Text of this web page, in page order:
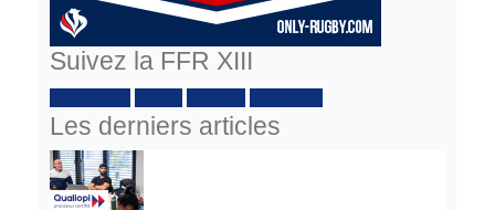
Suivez la FFR XIII
Les derniers articles